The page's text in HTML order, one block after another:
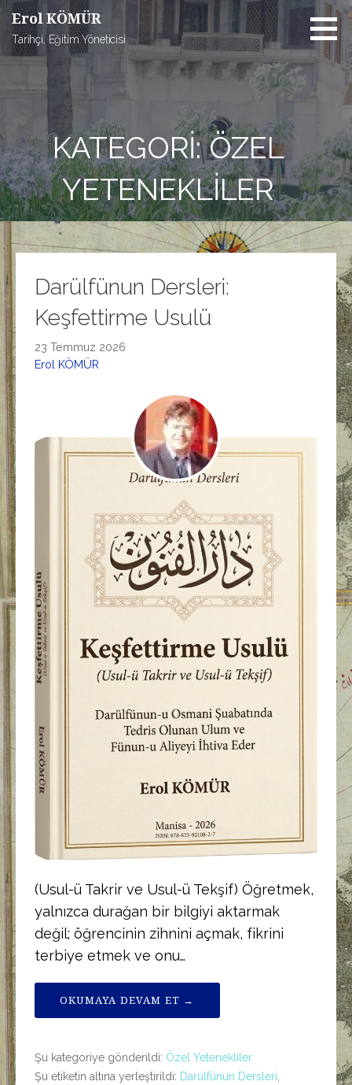
İçeriğe
atla
Erol KÖMÜR
Tarihçi, Eğitim Yöneticisi
KATEGORI: ÖZEL
YETENEKLILER
Darülfünun Dersleri:
Keşfettirme Usulü
23 Temmuz 2026
Erol KÖMÜR
(Usul-ü Takrir ve Usul-ü Tekşif) Öğretmek,
yalnızca durağan bir bilgiyi aktarmak
değil; öğrencinin zihnini açmak, fikrini
terbiye etmek ve onu…
OKUMAYA DEVAM ET →
Şu kategoriye gönderildi: Özel Yetenekliler
Şu etiketin altına yerleştirildi: Darülfünun Dersleri